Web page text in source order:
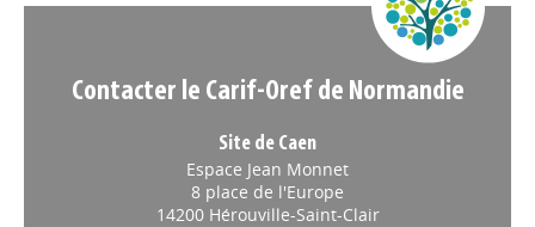
Contacter le Carif-Oref de Normandie
Site de Caen
Espace Jean Monnet
8 place de l'Europe
14200 Hérouville-Saint-Clair